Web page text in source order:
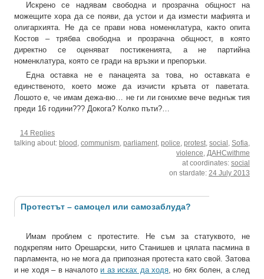
Искрено се надявам свободна и прозрачна общност на
можещите хора да се появи, да устои и да измести мафията и
олигархията. Не да се прави нова номенклатура, както опита
Костов – трябва свободна и прозрачна общност, в която
директно се оценяват постиженията, а не партийна
номенклатура, която се гради на връзки и препоръки.
Една оставка не е панацеята за това, но оставката е
единственото, което може да изчисти кръвта от паветата.
Лошото е, че имам дежа-вю… не ги ли гонихме вече веднъж тия
преди 16 години??? Докога? Колко пъти?…
14 Replies
talking about: blood communism parliament police protest social Sofia
violence
ДАНСwithme
at coordinates: social
on stardate: 24 July 2013
Протестът – самоцел или самозаблуда?
Имам проблем с протестите. Не съм за статуквото, не
подкрепям нито Орешарски, нито Станишев и цялата пасмина в
парламента, но не мога да припозная протеста като свой. Затова
и не ходя – в началото и аз исках да ходя, но бях болен, а след